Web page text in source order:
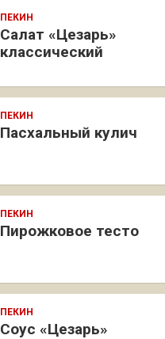
ПЕКИН
Салат «Цезарь»
классический
ПЕКИН
Пасхальный кулич
ПЕКИН
Пирожковое тесто
ПЕКИН
Соус «Цезарь»